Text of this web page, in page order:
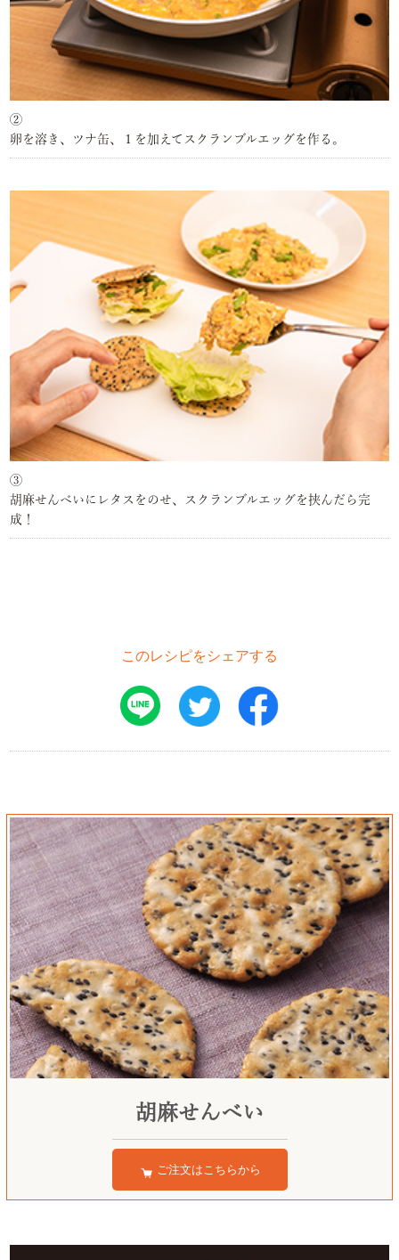
②
卵を溶き、ツナ缶、１を加えてスクランブルエッグを作る。
③
胡麻せんべいにレタスをのせ、スクランブルエッグを挟んだら完
成！
このレシピをシェアする
胡麻せんべい
ご注文はこちらから